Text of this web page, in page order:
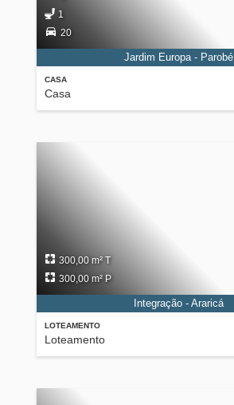
CASA
Casa
1
20
Jardim Europa - Parobé
LOTEAMENTO
Loteamento
300,00 m² T
300,00 m² P
Integração - Araricá